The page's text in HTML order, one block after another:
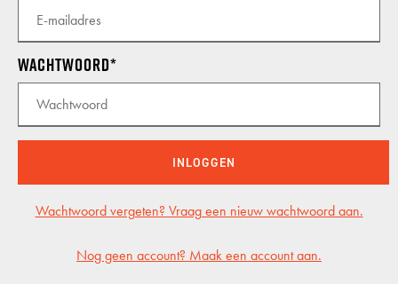
INCENTIVES
GP CARS
SHOWROOM
KALENDER
Wachtwoord
INLOGGEN
Wachtwoord vergeten? Vraag een nieuw wachtwoord aan.
Nog geen account? Maak een account aan.